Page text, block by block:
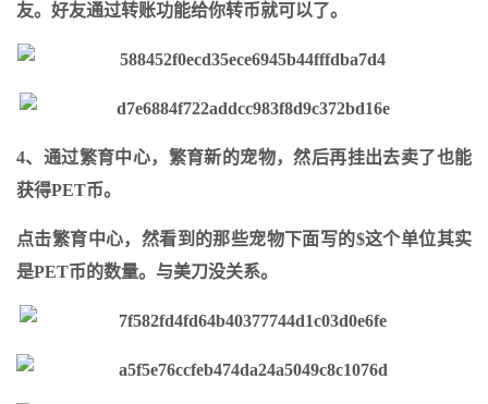
友。好友通过转账功能给你转币就可以了。
4、通过繁育中心，繁育新的宠物，然后再挂出去卖了也能
获得PET币。
点击繁育中心，然看到的那些宠物下面写的$这个单位其实
是PET币的数量。与美刀没关系。